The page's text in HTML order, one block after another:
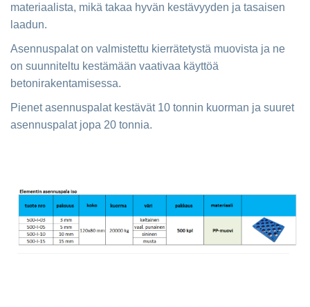
materiaalista, mikä takaa hyvän kestävyyden ja tasaisen
laadun.
Asennuspalat on valmistettu kierrätetystä muovista ja ne
on suunniteltu kestämään vaativaa käyttöä
betonirakentamisessa.
Pienet asennuspalat kestävät 10 tonnin kuorman ja suuret
asennuspalat jopa 20 tonnia.